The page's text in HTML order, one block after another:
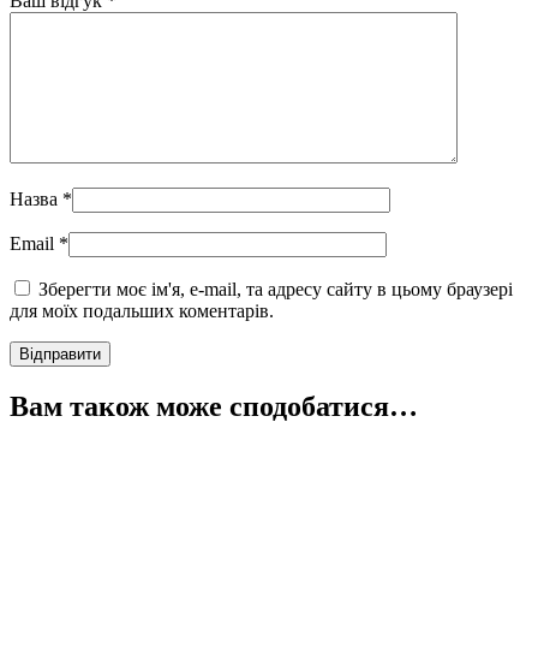
Назва *
Email *
Зберегти моє ім'я, e-mail, та адресу сайту в цьому браузері
для моїх подальших коментарів.
Вам також може сподобатися…